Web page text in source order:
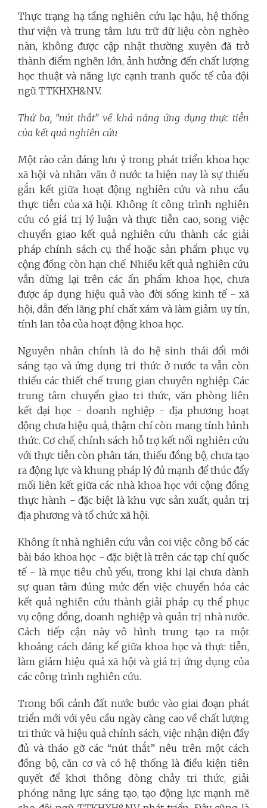
Thực trạng hạ tầng nghiên cứu lạc hậu, hệ thống
thư viện và trung tâm lưu trữ dữ liệu còn nghèo
nàn, không được cập nhật thường xuyên đã trở
thành điểm nghẽn lớn, ảnh hưởng đến chất lượng
học thuật và năng lực cạnh tranh quốc tế của đội
ngũ TTKHXH&NV.
Thứ ba, “nút thắt” về khả năng ứng dụng thực tiễn
của kết quả nghiên cứu
Một rào cản đáng lưu ý trong phát triển khoa học
xã hội và nhân văn ở nước ta hiện nay là sự thiếu
gắn kết giữa hoạt động nghiên cứu và nhu cầu
thực tiễn của xã hội. Không ít công trình nghiên
cứu có giá trị lý luận và thực tiễn cao, song việc
chuyển giao kết quả nghiên cứu thành các giải
pháp chính sách cụ thể hoặc sản phẩm phục vụ
cộng đồng còn hạn chế. Nhiều kết quả nghiên cứu
vẫn dừng lại trên các ấn phẩm khoa học, chưa
được áp dụng hiệu quả vào đời sống kinh tế - xã
hội, dẫn đến lãng phí chất xám và làm giảm uy tín,
tính lan tỏa của hoạt động khoa học.
Nguyên nhân chính là do hệ sinh thái đổi mới
sáng tạo và ứng dụng tri thức ở nước ta vẫn còn
thiếu các thiết chế trung gian chuyên nghiệp. Các
trung tâm chuyển giao tri thức, văn phòng liên
kết đại học - doanh nghiệp - địa phương hoạt
động chưa hiệu quả, thậm chí còn mang tính hình
thức. Cơ chế, chính sách hỗ trợ kết nối nghiên cứu
với thực tiễn còn phân tán, thiếu đồng bộ, chưa tạo
ra động lực và khung pháp lý đủ mạnh để thúc đẩy
mối liên kết giữa các nhà khoa học với cộng đồng
thực hành - đặc biệt là khu vực sản xuất, quản trị
địa phương và tổ chức xã hội.
Không ít nhà nghiên cứu vẫn coi việc công bố các
bài báo khoa học - đặc biệt là trên các tạp chí quốc
tế - là mục tiêu chủ yếu, trong khi lại chưa dành
sự quan tâm đúng mức đến việc chuyển hóa các
kết quả nghiên cứu thành giải pháp cụ thể phục
vụ cộng đồng, doanh nghiệp và quản trị nhà nước.
Cách tiếp cận này vô hình trung tạo ra một
khoảng cách đáng kể giữa khoa học và thực tiễn,
làm giảm hiệu quả xã hội và giá trị ứng dụng của
các công trình nghiên cứu.
Trong bối cảnh đất nước bước vào giai đoạn phát
triển mới với yêu cầu ngày càng cao về chất lượng
tri thức và hiệu quả chính sách, việc nhận diện đầy
đủ và tháo gỡ các “nút thắt” nêu trên một cách
đồng bộ, căn cơ và có hệ thống là điều kiện tiên
quyết để khơi thông dòng chảy tri thức, giải
phóng năng lực sáng tạo, tạo động lực mạnh mẽ